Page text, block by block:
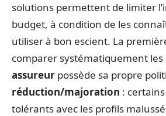
solutions permettent de limiter
budget, à condition de les
utiliser à bon escient. La
comparer systématiquement
assureur possède sa propre
réduction/majoration :
tolérants avec les profils